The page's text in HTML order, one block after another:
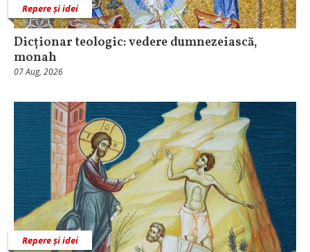
Repere și idei
Dicționar teologic: vedere dumnezeiască,
monah
07 Aug, 2026
Repere și idei